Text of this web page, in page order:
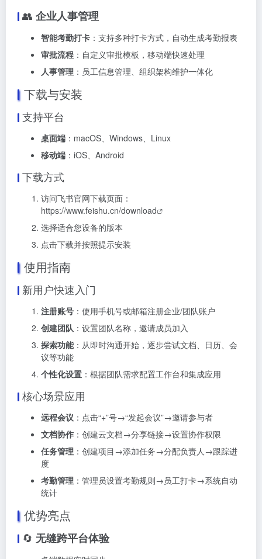
👥 企业人事管理
智能考勤打卡 ：支持多种打卡方式，自动生成考勤报表
审批流程 ：自定义审批模板，移动端快速处理
人事管理 ：员工信息管理、组织架构维护一体化
下载与安装
支持平台
桌面端 ：macOS、Windows、Linux
移动端 ：iOS、Android
下载方式
访问飞书官网下载页面：
https://www.feishu.cn/download
选择适合您设备的版本
点击下载并按照提示安装
使用指南
新用户快速入门
注册账号 ：使用手机号或邮箱注册企业/团队账户
创建团队 ：设置团队名称，邀请成员加入
探索功能：从即时沟通开始，逐步尝试文档、日历、会
议等功能
个性化设置 ：根据团队需求配置工作台和集成应用
核心场景应用
远程会议 ：点击“+”号→“发起会议”→邀请参与者
文档协作 ：创建云文档→分享链接→设置协作权限
任务管理 ：创建项目→添加任务→分配负责人→跟踪进
度
考勤管理 ：管理员设置考勤规则→员工打卡→系统自动
统计
优势亮点
🔄 无缝跨平台体验